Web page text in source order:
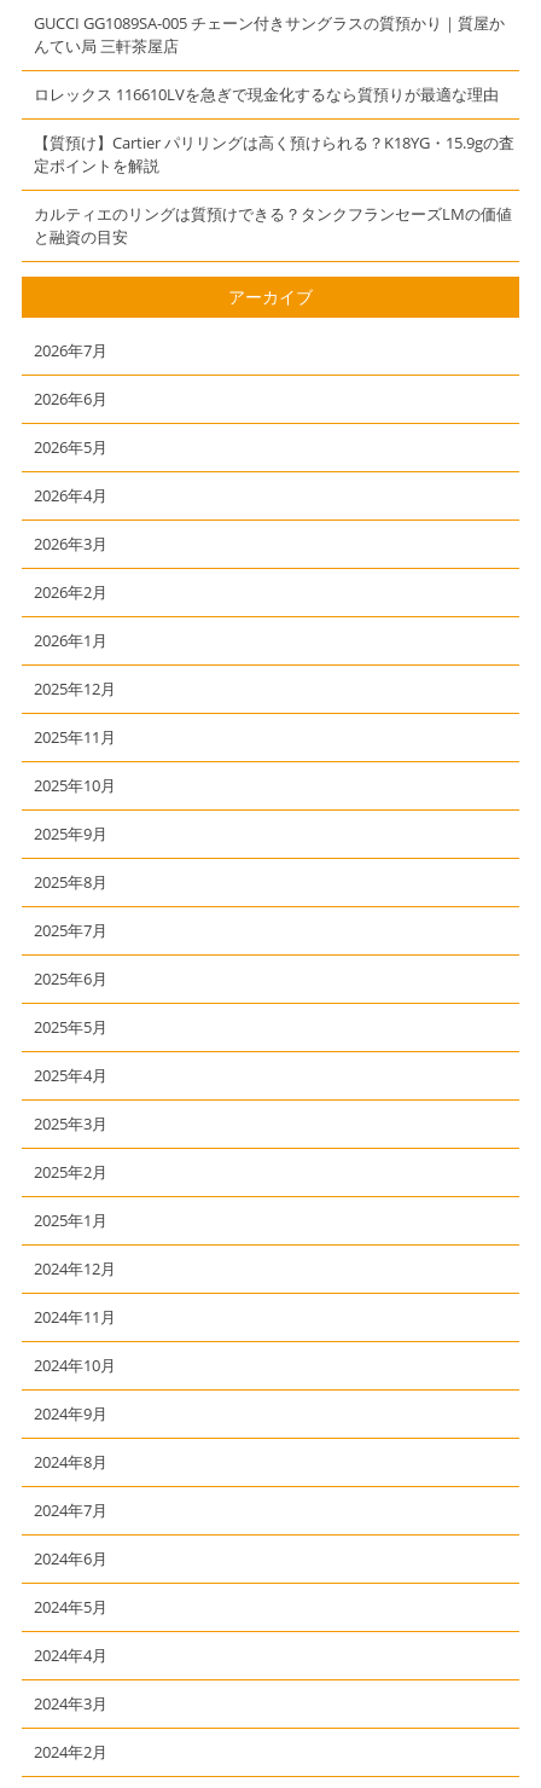
エ】
GUCCI GG1089SA-005 チェーン付きサングラスの質預かり｜質屋か
んてい局 三軒茶屋店
ロレックス 116610LVを急ぎで現金化するなら質預りが最適な理由
【質預け】Cartier パリリングは高く預けられる？K18YG・15.9gの査
定ポイントを解説
カルティエのリングは質預けできる？タンクフランセーズLMの価値
と融資の目安
アーカイブ
2026年7月
2026年6月
2026年5月
2026年4月
2026年3月
2026年2月
2026年1月
2025年12月
2025年11月
2025年10月
2025年9月
2025年8月
2025年7月
2025年6月
2025年5月
2025年4月
2025年3月
2025年2月
2025年1月
2024年12月
2024年11月
2024年10月
2024年9月
2024年8月
2024年7月
2024年6月
2024年5月
2024年4月
2024年3月
2024年2月